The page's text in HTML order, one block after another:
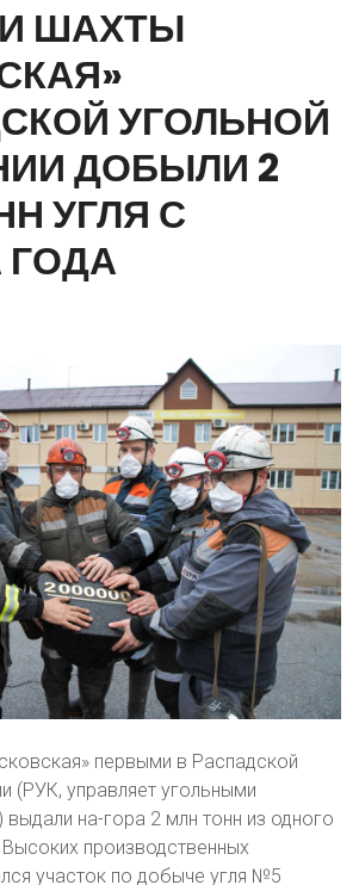
ШАХТЫ
УГОЛЬНОЙ
ДОБЫЛИ 2
УГЛЯ С
ГОДА
первыми в Распадской
(РУК, управляет угольными
на-гора 2 млн тонн из одного
производственных
участок по добыче угля №5